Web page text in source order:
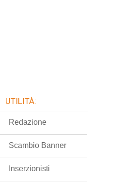
UTILITÀ:
Redazione
Scambio Banner
Inserzionisti